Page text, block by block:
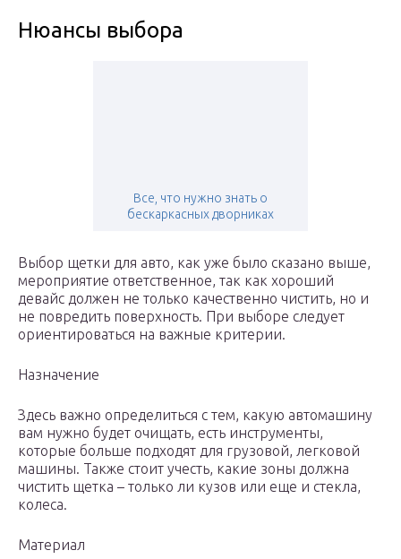
Нюансы выбора
Все, что нужно знать о
бескаркасных дворниках
Выбор щетки для авто, как уже было сказано выше,
мероприятие ответственное, так как хороший
девайс должен не только качественно чистить, но и
не повредить поверхность. При выборе следует
ориентироваться на важные критерии.
Назначение
Здесь важно определиться с тем, какую автомашину
вам нужно будет очищать, есть инструменты,
которые больше подходят для грузовой, легковой
машины. Также стоит учесть, какие зоны должна
чистить щетка – только ли кузов или еще и стекла,
колеса.
Материал